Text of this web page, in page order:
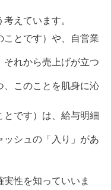
えています。
とです）や、自営業
それから売上げが立つ
、このことを肌身に沁
です）は、給与明細
シュの「入り」があ
性を知っていいま